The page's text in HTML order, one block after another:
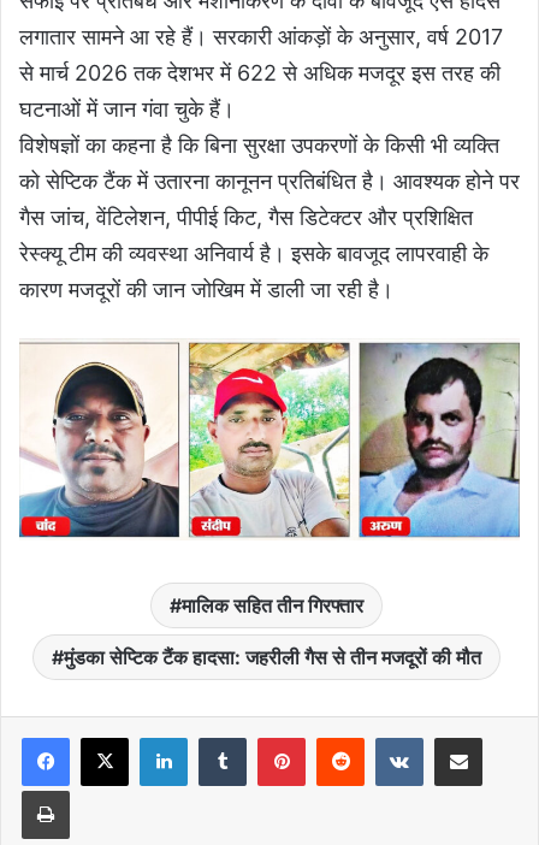
लगातार सामने आ रहे हैं। सरकारी आंकड़ों के अनुसार, वर्ष 2017
से मार्च 2026 तक देशभर में 622 से अधिक मजदूर इस तरह की
घटनाओं में जान गंवा चुके हैं।
विशेषज्ञों का कहना है कि बिना सुरक्षा उपकरणों के किसी भी व्यक्ति
को सेप्टिक टैंक में उतारना कानूनन प्रतिबंधित है। आवश्यक होने पर
गैस जांच, वेंटिलेशन, पीपीई किट, गैस डिटेक्टर और प्रशिक्षित
रेस्क्यू टीम की व्यवस्था अनिवार्य है। इसके बावजूद लापरवाही के
कारण मजदूरों की जान जोखिम में डाली जा रही है।
मालिक सहित तीन गिरफ्तार
मुंडका सेप्टिक टैंक हादसा: जहरीली गैस से तीन मजदूरों की मौत